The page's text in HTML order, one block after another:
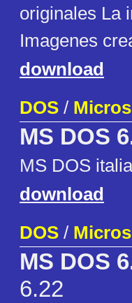
originales La
Imagenes
download
DOS /
MS DOS
MS DOS
download
DOS /
MS DOS
6.22